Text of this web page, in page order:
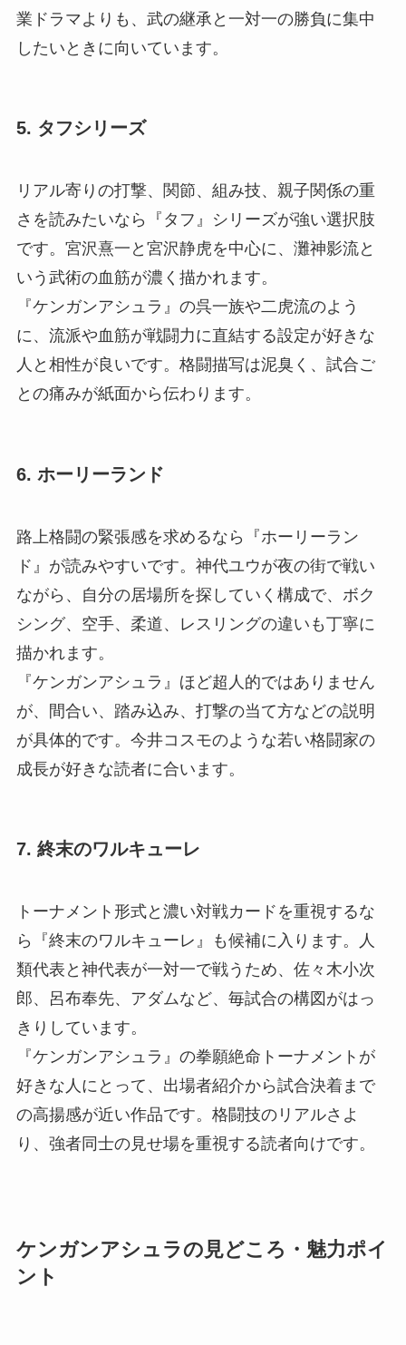
業ドラマよりも、武の継承と一対一の勝負に集中
したいときに向いています。
5. タフシリーズ
リアル寄りの打撃、関節、組み技、親子関係の重
さを読みたいなら『タフ』シリーズが強い選択肢
です。宮沢熹一と宮沢静虎を中心に、灘神影流と
いう武術の血筋が濃く描かれます。
『ケンガンアシュラ』の呉一族や二虎流のよう
に、流派や血筋が戦闘力に直結する設定が好きな
人と相性が良いです。格闘描写は泥臭く、試合ご
との痛みが紙面から伝わります。
6. ホーリーランド
路上格闘の緊張感を求めるなら『ホーリーラン
ド』が読みやすいです。神代ユウが夜の街で戦い
ながら、自分の居場所を探していく構成で、ボク
シング、空手、柔道、レスリングの違いも丁寧に
描かれます。
『ケンガンアシュラ』ほど超人的ではありません
が、間合い、踏み込み、打撃の当て方などの説明
が具体的です。今井コスモのような若い格闘家の
成長が好きな読者に合います。
7. 終末のワルキューレ
トーナメント形式と濃い対戦カードを重視するな
ら『終末のワルキューレ』も候補に入ります。人
類代表と神代表が一対一で戦うため、佐々木小次
郎、呂布奉先、アダムなど、毎試合の構図がはっ
きりしています。
『ケンガンアシュラ』の拳願絶命トーナメントが
好きな人にとって、出場者紹介から試合決着まで
の高揚感が近い作品です。格闘技のリアルさよ
り、強者同士の見せ場を重視する読者向けです。
ケンガンアシュラの見どころ・魅力ポイ
ント